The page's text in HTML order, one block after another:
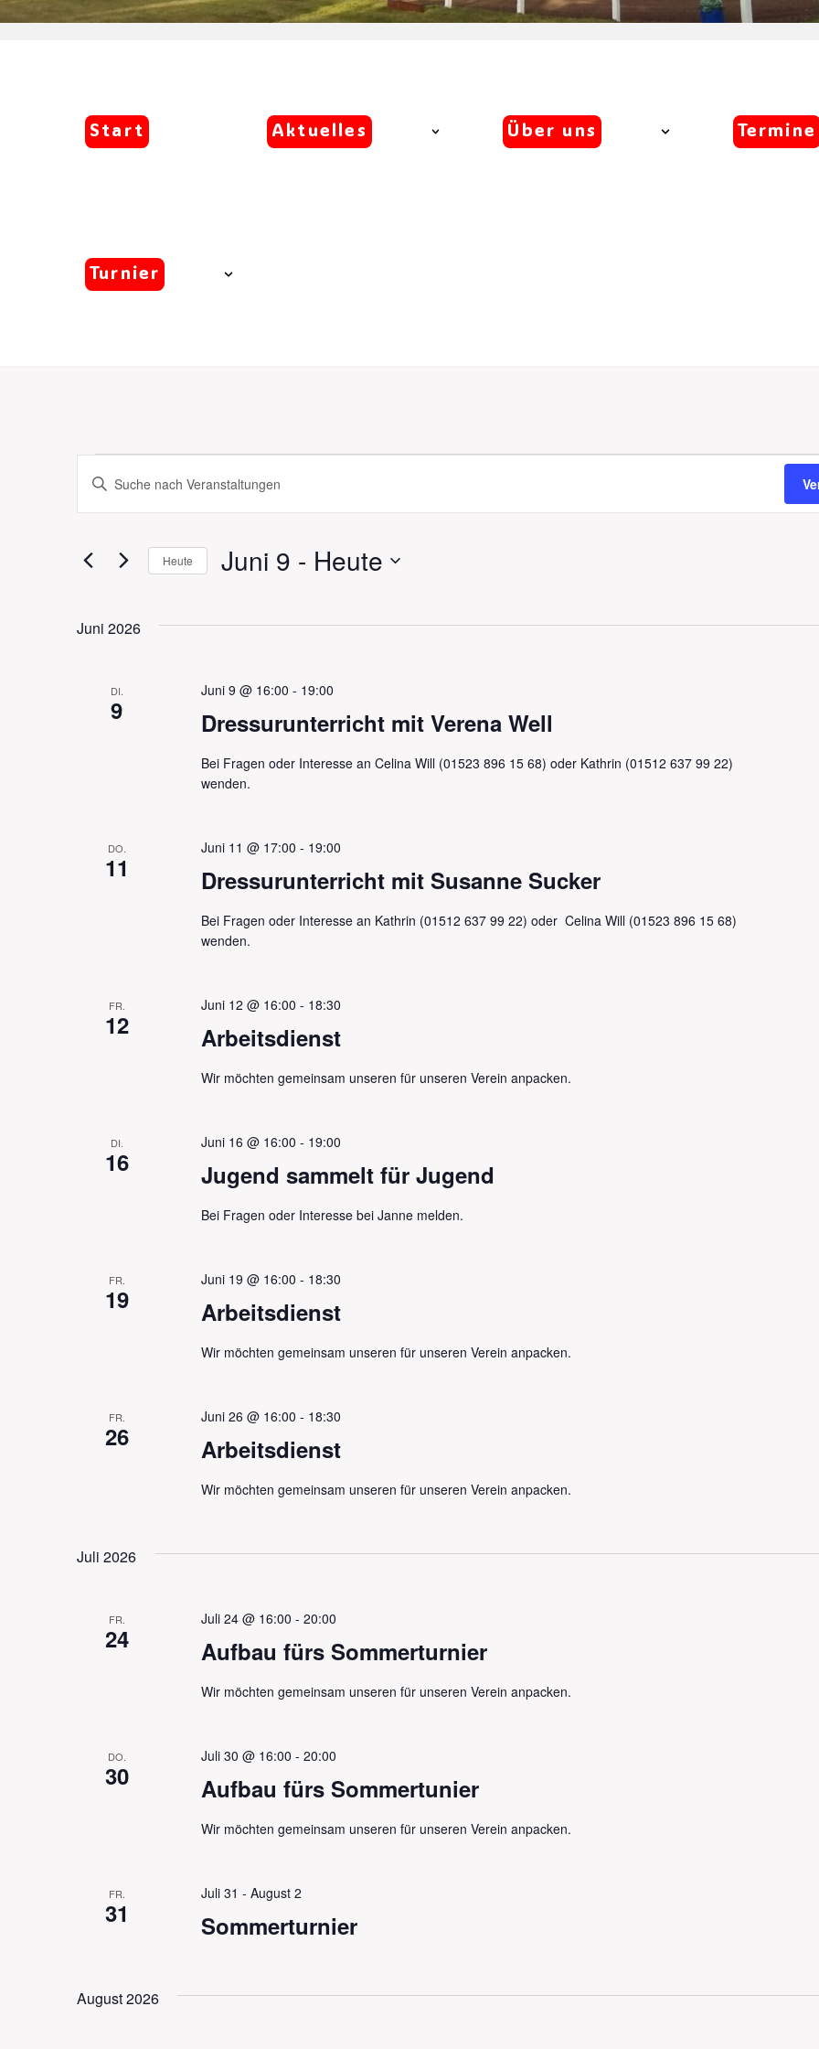
Start Aktuelles Über uns Termine
Turnier
Veranstaltungen
Suche
Ansichten,
Bitte
Suche
Schlüsselwort.
Heute Juni 9 - Heute
Juni 2026
DI.
9 Dressurunterricht mit Verena Well
Juni 9 @ 16:00 - 19:00
Bei Fragen oder Interesse an Celina Will (01523 896 15 68) oder Kathrin (01512 637 99 22)
wenden.
DO.
11 Dressurunterricht mit Susanne Sucker
Juni 11 @ 17:00 - 19:00
Bei Fragen oder Interesse an Kathrin (01512 637 99 22) oder Celina Will (01523 896 15 68)
wenden.
FR.
12 Arbeitsdienst
Juni 12 @ 16:00 - 18:30
Wir möchten gemeinsam unseren für unseren Verein anpacken.
DI.
16 Jugend sammelt für Jugend
Juni 16 @ 16:00 - 19:00
Bei Fragen oder Interesse bei Janne melden.
FR.
19 Arbeitsdienst
Juni 19 @ 16:00 - 18:30
Wir möchten gemeinsam unseren für unseren Verein anpacken.
FR.
26 Arbeitsdienst
Juni 26 @ 16:00 - 18:30
Wir möchten gemeinsam unseren für unseren Verein anpacken.
Juli 2026
FR.
24 Aufbau fürs Sommerturnier
Juli 24 @ 16:00 - 20:00
Wir möchten gemeinsam unseren für unseren Verein anpacken.
DO.
30 Aufbau fürs Sommertunier
Juli 30 @ 16:00 - 20:00
Wir möchten gemeinsam unseren für unseren Verein anpacken.
FR.
31 Sommerturnier
Juli 31 - August 2
August 2026